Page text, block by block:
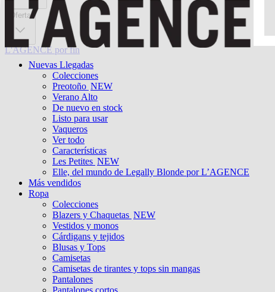
Nuevas Llegadas
Colecciones
Preotoño NEW
Verano Alto
De nuevo en stock
Listo para usar
Vaqueros
Ver todo
Características
Les Petites NEW
Elle, del mundo de Legally Blonde por L’AGENCE
Más vendidos
Ropa
Colecciones
Blazers y Chaquetas NEW
Vestidos y monos
Cárdigans y tejidos
Blusas y Tops
Camisetas
Camisetas de tirantes y tops sin mangas
Pantalones
Pantalones cortos
Oferta
L'AGENCE por fin